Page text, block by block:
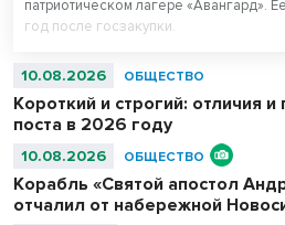
патриотическом лагере «Авангард».
год после госзакупки.
10.08.2026 ОБЩЕСТВО
Короткий и строгий: отличия и
поста в 2026 году
10.08.2026 ОБЩЕСТВО
Корабль «Святой апостол
отчалил от набережной